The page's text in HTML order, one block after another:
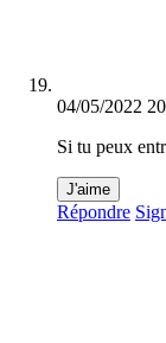
04/05/2022
Si tu peux
J'aime
Répondre